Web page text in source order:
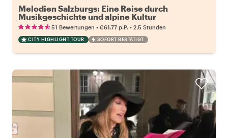
Melodien Salzburgs: Eine Reise durch
Musikgeschichte und alpine Kultur
51 Bewertungen • €61.77 p.P. • 2.5 Stunden
CITY HIGHLIGHT TOUR SOFORT BESTÄTIGT